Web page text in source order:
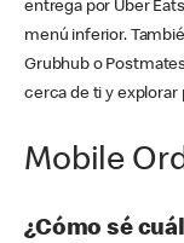
entrega por Uber
menú inferior.
Grubhub o
cerca de ti y explorar
Mobile
¿Cómo sé